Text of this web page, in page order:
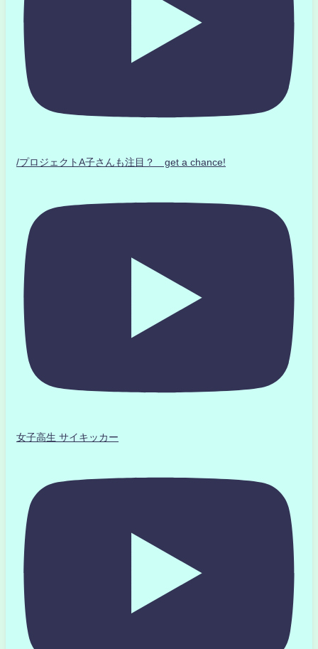
/プロジェクトA子さんも注目？ get a chance!
女子高生 サイキッカー